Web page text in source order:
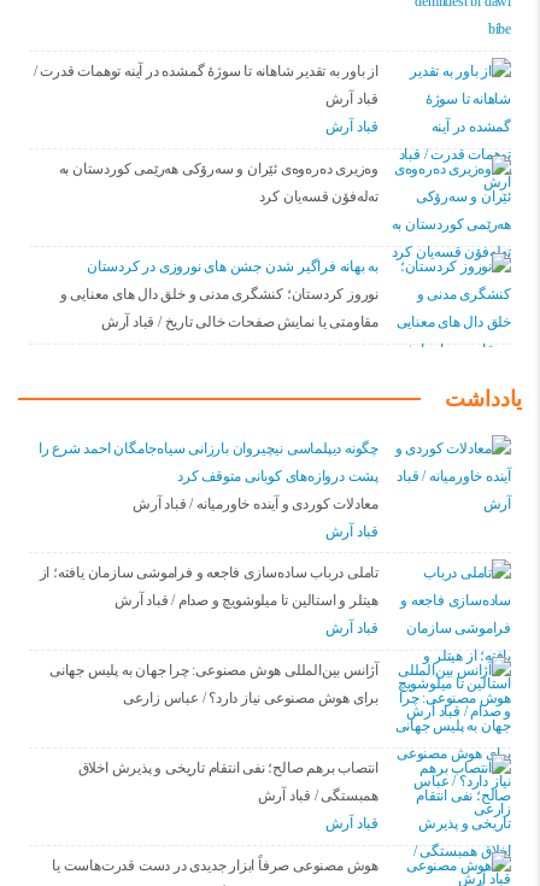
از باور بە تقدیر شاهانه تا سوژهٔ گمشده در آینه توهمات قدرت /
قباد آرش
قباد آرش
وەزیری دەرەوەی ئێران و سەرۆکی هەرێمی کوردستان بە
تەلەفۆن قسەیان کرد
به بهانه فراگیر شدن جشن های نوروزی در کردستان
نوروز کردستان؛ کنشگری مدنی و خلق دال های معنایی و
مقاومتی یا نمایش صفحات خالی تاریخ / قباد آرش
یادداشت
چگونه دیپلماسی نیچیروان بارزانی سیاەجامگان احمد شرع را
پشت دروازەهای کوبانی متوقف کرد
معادلات کوردی و آینده خاورمیانه / قباد آرش
قباد آرش
تاملی درباب سادەسازی فاجعە و فراموشی سازمان یافتە؛ از
هیتلر و استالین تا میلوشویچ و صدام / قباد آرش
قباد آرش
آژانس بین‌المللی هوش مصنوعی: چرا جهان به پلیس جهانی
برای هوش مصنوعی نیاز دارد؟ / عباس زارعی
انتصاب برهم صالح؛ نفی انتقام تاریخی و پذیرش اخلاق
همبستگی / قباد آرش
قباد آرش
هوش مصنوعی صرفاً ابزار جدیدی در دست قدرت‌هاست یا